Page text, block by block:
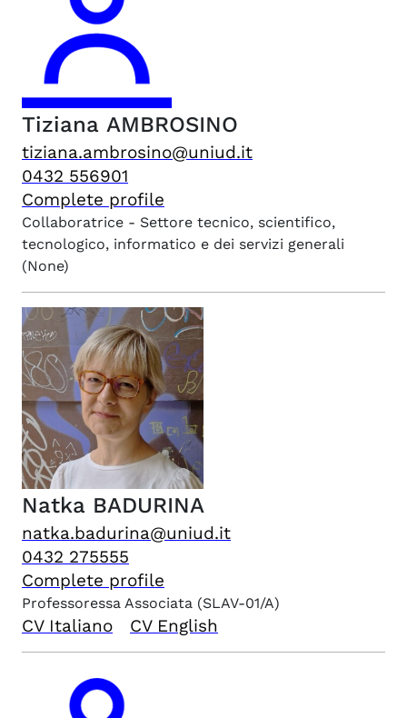
Tiziana AMBROSINO
tiziana.ambrosino@uniud.it
0432 556901
Complete profile
Collaboratrice - Settore tecnico, scientifico,
tecnologico, informatico e dei servizi generali
(None)
Natka BADURINA
natka.badurina@uniud.it
0432 275555
Complete profile
Professoressa Associata (SLAV-01/A)
CV Italiano CV English